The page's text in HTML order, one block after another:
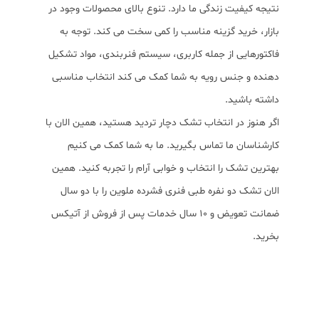
نتیجه کیفیت زندگی ما دارد. تنوع بالای محصولات وجود در
بازار، خرید گزینه مناسب را کمی سخت می کند. توجه به
فاکتورهایی از جمله کاربری، سیستم فنربندی، مواد تشکیل
دهنده و جنس رویه به شما کمک می کند انتخاب مناسبی
داشته باشید.
اگر هنوز در انتخاب تشک دچار تردید هستید، همین الان با
کارشناسان ما تماس بگیرید. ما به شما کمک می کنیم
بهترین تشک را انتخاب و خوابی آرام را تجربه کنید. همین
الان تشک دو نفره طبی فنری فشرده ملوین را با دو سال
ضمانت تعویض و ۱۰ سال خدمات پس از فروش از آتیکس
بخرید.